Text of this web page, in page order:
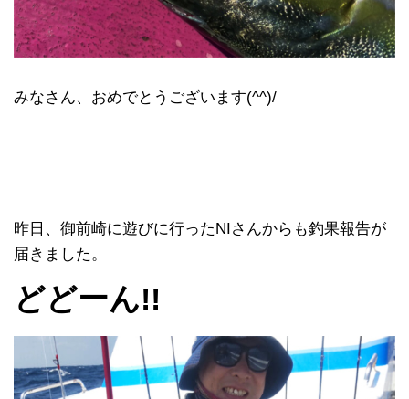
みなさん、おめでとうございます(^^)/
昨日、御前崎に遊びに行ったNIさんからも釣果報告が
届きました。
どどーん!!